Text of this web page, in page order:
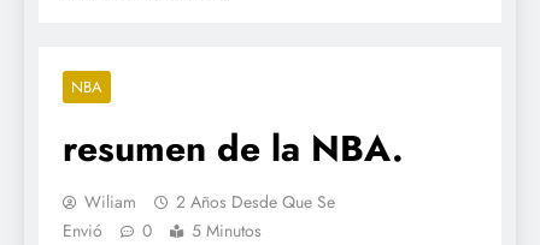
NBA
resumen de la NBA.
Wiliam
2 Años Desde Que Se
Envió
0 5 Minutos